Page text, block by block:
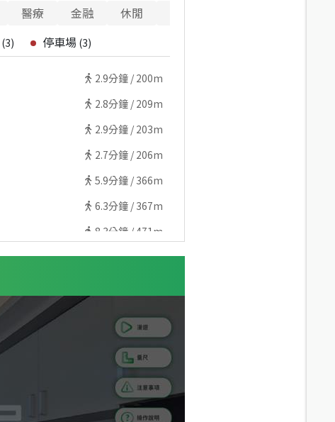
醫療 金融 休閒
(3) 停車場 (3)
2.9分鐘 / 200m
2.8分鐘 / 209m
2.9分鐘 / 203m
2.7分鐘 / 206m
5.9分鐘 / 366m
6.3分鐘 / 367m
8.3分鐘 / 471m
6.5分鐘 /463m
分鐘 /579m
分鐘 / 457m
分鐘 / 488m
6.1分鐘 /454m